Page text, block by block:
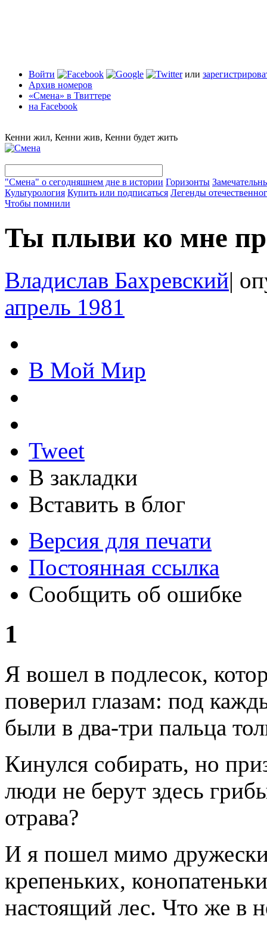
Войти или
Архив номеров
«Смена» в Твиттере
на Facebook
Кенни жил, Кенни жив, Кенни будет жить
"Смена" о сегодняшнем дне в истории Горизонты
Культурология Купить или подписаться Легенды
Чтобы помнили
Ты плыви ко мне
Владислав Бахревский|
апрель 1981
В Мой Мир
Tweet
В закладки
Вставить в блог
Версия для печати
Постоянная ссылка
Сообщить об ошибке
1
Я вошел в подлесок,
поверил глазам: под
были в два-три пальца
Кинулся собирать, но
люди не берут здесь
отрава?
И я пошел мимо
крепеньких,
настоящий лес. Что же в